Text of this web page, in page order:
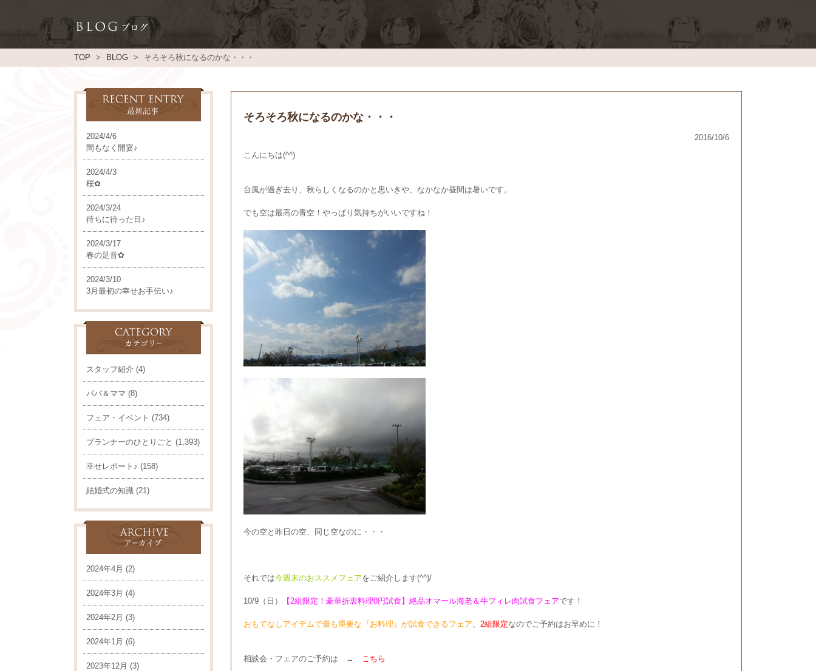
TOP BLOG そろそろ秋になるのかな・・・
2024/4/6
間もなく開宴♪
2024/4/3
桜✿
2024/3/24
待ちに待った日♪
2024/3/17
春の足音✿
2024/3/10
3月最初の幸せお手伝い♪
スタッフ紹介 (4)
パパ＆ママ (8)
フェア・イベント (734)
プランナーのひとりごと (1,393)
幸せレポート♪ (158)
結婚式の知識 (21)
2024年4月 (2)
2024年3月 (4)
2024年2月 (3)
2024年1月 (6)
2023年12月 (3)
そろそろ秋になるのかな・・・
2016/10/6
こんにちは(^^)
台風が過ぎ去り、秋らしくなるのかと思いきや、なかなか昼間は暑いです。
でも空は最高の青空！やっぱり気持ちがいいですね！
今の空と昨日の空、同じ空なのに・・・
それでは今週末のおススメフェアをご紹介します(^^)/
10/9（日） 【2組限定！豪華折衷料理0円試食】絶品オマール海老＆牛フィレ肉試食フェアです！
おもてなしアイテムで最も重要な『お料理』が試食できるフェア、 2組限定なのでご予約はお早めに！
相談会・フェアのご予約は → こちら